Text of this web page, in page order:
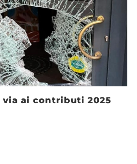
via ai contributi 2025